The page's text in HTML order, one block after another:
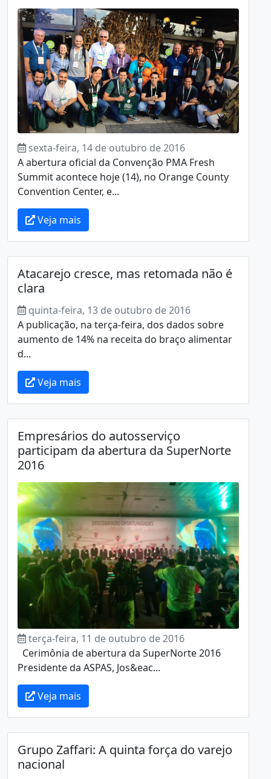
sexta-feira, 14 de outubro de 2016
A abertura oficial da Convenção PMA Fresh
Summit acontece hoje (14), no Orange County
Convention Center, e...
Veja mais
Atacarejo cresce, mas retomada não é
clara
quinta-feira, 13 de outubro de 2016
A publicação, na terça-feira, dos dados sobre
aumento de 14% na receita do braço alimentar
d...
Veja mais
Empresários do autosserviço
participam da abertura da SuperNorte
2016
terça-feira, 11 de outubro de 2016
Cerimônia de abertura da SuperNorte 2016
Presidente da ASPAS, Jos&eac...
Veja mais
Grupo Zaffari: A quinta força do varejo
nacional